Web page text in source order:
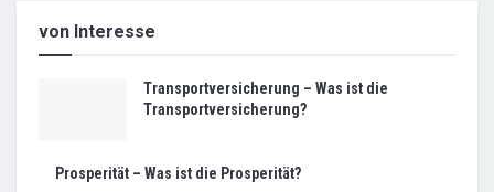
von Interesse
Transportversicherung – Was ist die
Transportversicherung?
Prosperität – Was ist die Prosperität?